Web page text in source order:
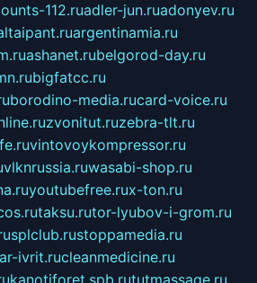
112.ruadler-jun.ruadonyev.ru
argentinamia.ru
ashanet.rubelgorod-day.ru
bigfatcc.ru
borodino-media.rucard-voice.ru
zvonitut.ruzebra-tlt.ru
vintovoykompressor.ru
vlknrussia.ruwasabi-shop.ru
youtubefree.rux-ton.ru
taksu.rutor-lyubov-i-grom.ru
splclub.rustoppamedia.ru
ivrit.rucleanmedicine.ru
kanotiforet.spb.rututmassage.ru